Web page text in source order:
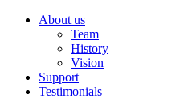
About us
Team
History
Vision
Support
Testimonials